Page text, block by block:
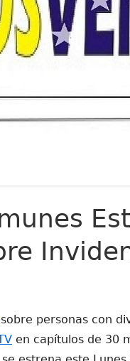
sobre personas con
en capítulos de 30